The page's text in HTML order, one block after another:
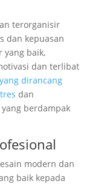
terorganisir
dan kepuasan
yang baik,
dan terlibat
dirancang
dan
berdampak
modern dan
baik kepada